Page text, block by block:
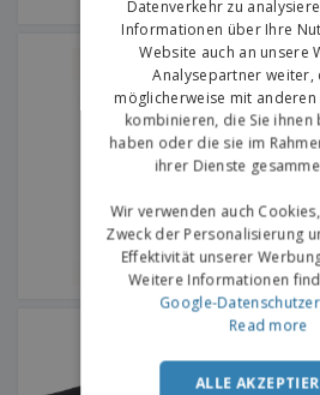
300cm)
Datenverkehr zu
Informationen über Ihre
Website auch an unsere
Analysepartner weiter,
möglicherweise mit
kombinieren, die Sie
haben oder die sie im
ihrer Dienste
Wir verwenden auch
Zweck der Personalisierung
Effektivität unserer
Weitere Informationen
Google-
Read more
ALLE